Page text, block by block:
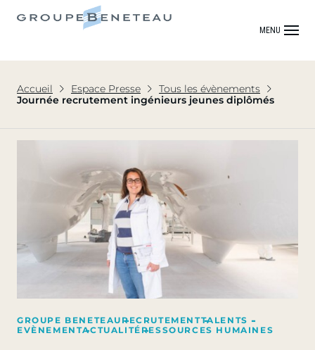
MENU
Accueil Espace Presse
Tous les évènements
Journée recrutement ingénieurs jeunes diplômés
GROUPE BENETEAU RECRUTEMENTTALENTS
EVÈNEMENTACTUALITÉ RESSOURCES HUMAINES